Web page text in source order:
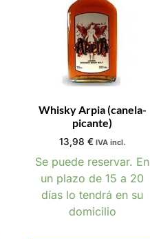
Whisky Arpia (canela-
picante)
13,98 € IVA incl.
Se puede reservar. En
un plazo de 15 a 20
días lo tendrá en su
domicilio